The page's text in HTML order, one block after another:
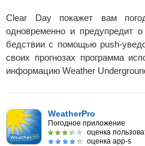
Clear Day покажет вам
одновременно и предупредит
бедствии с помощью push-
своих прогнозах программа
информацию Weather
WeatherPro
Погодное приложение
оценка
оценка app-s